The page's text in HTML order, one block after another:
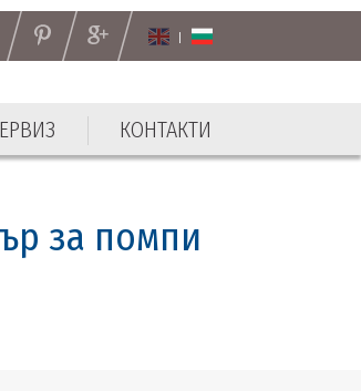
КОНТАКТИ
за помпи